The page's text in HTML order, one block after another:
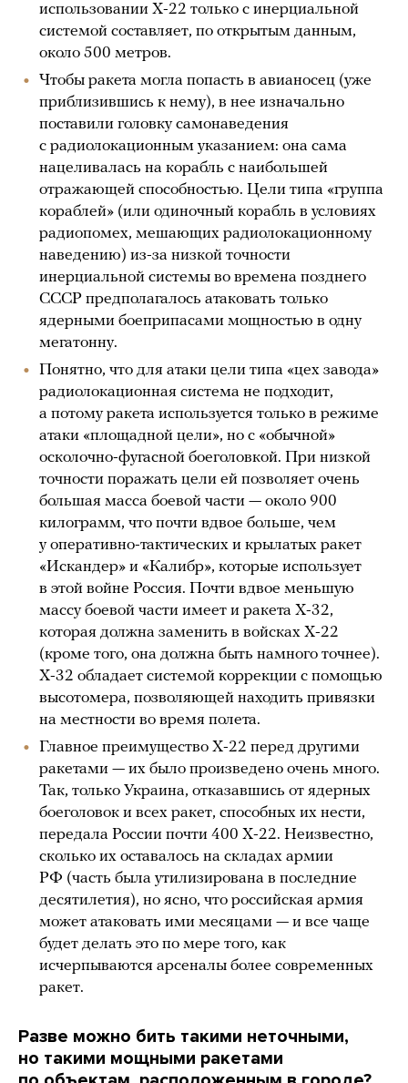
использовании Х-22 только с инерциальной
системой составляет, по открытым данным,
около 500 метров.
Чтобы ракета могла попасть в авианосец (уже
приблизившись к нему), в нее изначально
поставили головку самонаведения
с радиолокационным указанием: она сама
нацеливалась на корабль с наибольшей
отражающей способностью. Цели типа «группа
кораблей» (или одиночный корабль в условиях
радиопомех, мешающих радиолокационному
наведению) из-за низкой точности
инерциальной системы во времена позднего
СССР предполагалось атаковать только
ядерными боеприпасами мощностью в одну
мегатонну.
Понятно, что для атаки цели типа «цех завода»
радиолокационная система не подходит,
а потому ракета используется только в режиме
атаки «площадной цели», но с «обычной»
осколочно-фугасной боеголовкой. При низкой
точности поражать цели ей позволяет очень
большая масса боевой части — около 900
килограмм, что почти вдвое больше, чем
у оперативно-тактических и крылатых ракет
«Искандер» и «Калибр», которые использует
в этой войне Россия. Почти вдвое меньшую
массу боевой части имеет и ракета Х-32,
которая должна заменить в войсках Х-22
(кроме того, она должна быть намного точнее).
Х-32 обладает системой коррекции с помощью
высотомера, позволяющей находить привязки
на местности во время полета.
Главное преимущество Х-22 перед другими
ракетами — их было произведено очень много.
Так, только Украина, отказавшись от ядерных
боеголовок и всех ракет, способных их нести,
передала России почти 400 Х-22. Неизвестно,
сколько их оставалось на складах армии
РФ (часть была утилизирована в последние
десятилетия), но ясно, что российская армия
может атаковать ими месяцами — и все чаще
будет делать это по мере того, как
исчерпываются арсеналы более современных
ракет.
Разве можно бить такими неточными,
но такими мощными ракетами